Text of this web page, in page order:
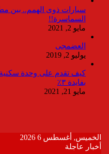
سيارات ذوى الهمم.. بين
السماسرة!!
مايو 2, 2021
العضمجى
يوليو 2, 2019
كيف تقدم على وحدة سكنية
بفايدة ٣٪
مايو 21, 2021